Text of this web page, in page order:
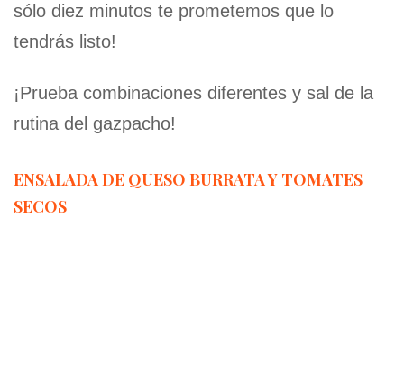
sólo diez minutos te prometemos que lo
tendrás listo!
¡Prueba combinaciones diferentes y sal de la
rutina del gazpacho!
ENSALADA DE QUESO BURRATA Y TOMATES
SECOS